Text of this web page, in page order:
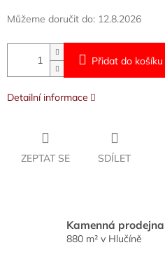
Můžeme doručit do: 12.8.2026
Přidat do košíku
Detailní informace
ZEPTAT SE SDÍLET
Kamenná prodejna
880 m² v Hlučíně